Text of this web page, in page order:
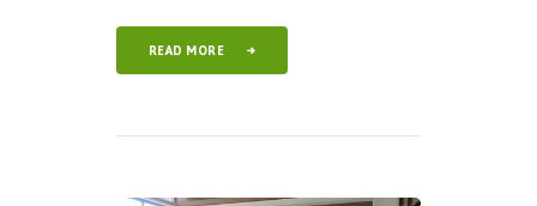
READ MORE